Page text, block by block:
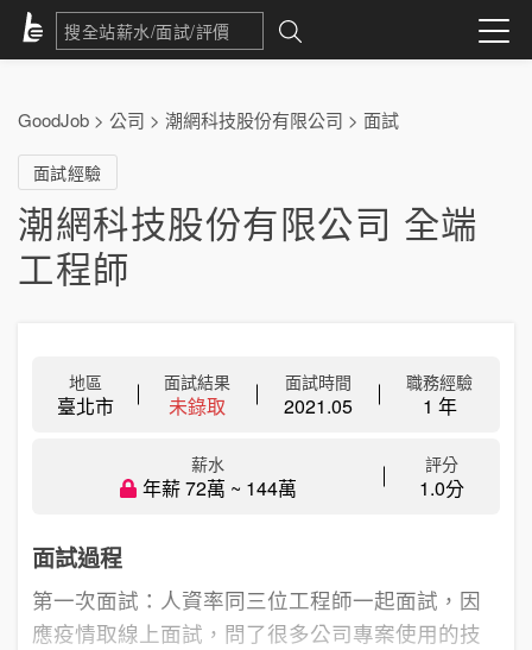
GoodJob > 公司 > 潮網科技股份有限公司 > 面試
面試經驗
潮網科技股份有限公司 全端
工程師
地區
臺北市
面試結果
未錄取
面試時間
2021.05
職務經驗
1 年
薪水
年薪 72萬 ~ 144萬
評分
1.0分
面試過程
第一次面試：人資率同三位工程師一起面試，因
應疫情取線上面試，問了很多公司專案使用的技